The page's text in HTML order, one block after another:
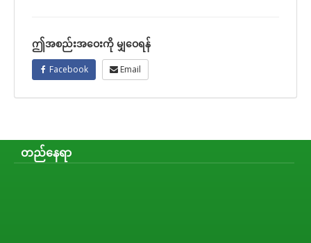
ဤအစည်းအဝေးကို မျှဝေရန်
Facebook Email
တည်နေရာ